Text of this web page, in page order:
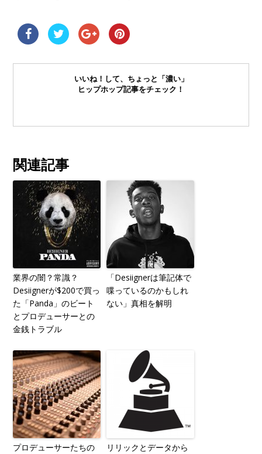
いいね！して、ちょっと「濃い」
ヒップホップ記事をチェック！
関連記事
業界の闇？常識？
Desiignerが$200で買っ
た「Panda」のビート
とプロデューサーとの
金銭トラブル
「Desiignerは筆記体で
喋っているのかもしれ
ない」真相を解明
プロデューサーたちの
リリックとデータから